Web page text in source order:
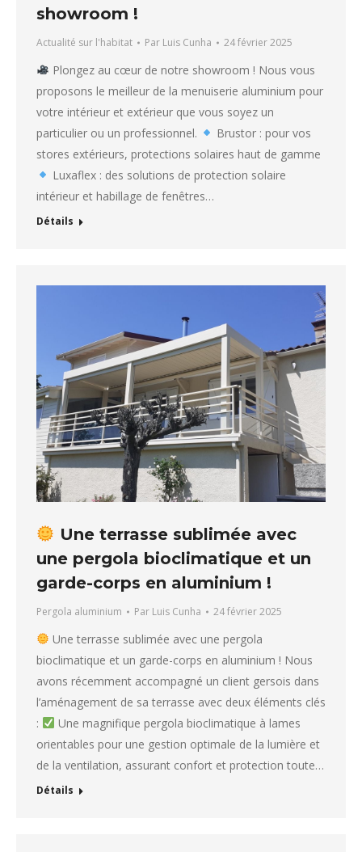
showroom !
Actualité sur l'habitat Par Luis Cunha 24 février 2025
Plongez au cœur de notre showroom ! Nous vous
proposons le meilleur de la menuiserie aluminium pour
votre intérieur et extérieur que vous soyez un
particulier ou un professionnel.
Brustor : pour vos
stores extérieurs, protections solaires haut de gamme
Luxaflex : des solutions de protection solaire
intérieur et habillage de fenêtres…
Détails
Une terrasse sublimée avec
une pergola bioclimatique et un
garde-corps en aluminium !
Pergola aluminium Par Luis Cunha 24 février 2025
Une terrasse sublimée avec une pergola
bioclimatique et un garde-corps en aluminium ! Nous
avons récemment accompagné un client gersois dans
l’aménagement de sa terrasse avec deux éléments clés
:
Une magnifique pergola bioclimatique à lames
orientables pour une gestion optimale de la lumière et
de la ventilation, assurant confort et protection toute…
Détails